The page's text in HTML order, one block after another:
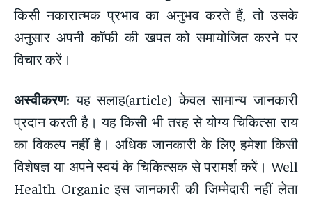
किसी नकारात्मक प्रभाव का अनुभव करते हैं, तो उसके
अनुसार अपनी कॉफी की खपत को समायोजित करने पर
विचार करें।
अस्वीकरण: यह सलाह(article) केवल सामान्य जानकारी
प्रदान करती है। यह किसी भी तरह से योग्य चिकित्सा राय
का विकल्प नहीं है। अधिक जानकारी के लिए हमेशा किसी
विशेषज्ञ या अपने स्वयं के चिकित्सक से परामर्श करें। Well
Health Organic इस जानकारी की जिम्मेदारी नहीं लेता